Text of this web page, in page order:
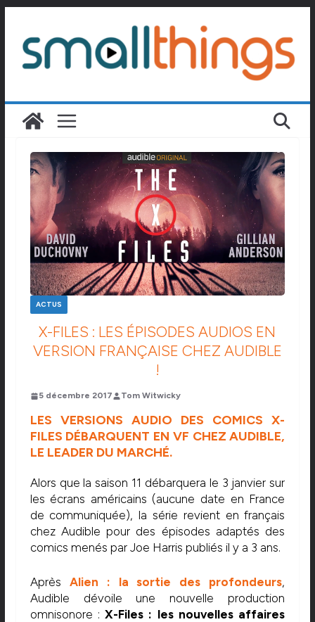
contenu
ACTUS
X-FILES : LES ÉPISODES AUDIOS EN
VERSION FRANÇAISE CHEZ AUDIBLE
!
5 décembre 2017 Tom Witwicky
LES VERSIONS AUDIO DES COMICS X-
FILES DÉBARQUENT EN VF CHEZ AUDIBLE,
LE LEADER DU MARCHÉ.
Alors que la saison 11 débarquera le 3 janvier sur
les écrans américains (aucune date en France
de communiquée), la série revient en français
chez Audible pour des épisodes adaptés des
comics menés par Joe Harris publiés il y a 3 ans.
Après Alien : la sortie des profondeurs,
Audible dévoile une nouvelle production
omnisonore :X-Files : les nouvelles affaires